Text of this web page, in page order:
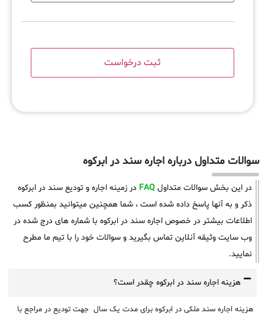
سوالات متداول درباره اجاره سند در ابرکوه
در این بخش سوالات متداول FAQ در زمینه اجاره و تودیع سند در ابرکوه
ذکر و به آنها پاسخ داده شده است ، شما همچنین میتوانید بمنظور کسب
اطلاعات بیشتر در خصوص اجاره سند در ابرکوه با شماره های درج شده در
وب سایت وثیقه آنلاین تماس بگیرید و سوالات خود را با تیم ما مطرح
نمایید.
هزینه اجاره سند در ابرکوه چقدر است؟
هزینه اجاره سند ملکی در ابرکوه برای مدت یک سال جهت تودیع در مراجع با